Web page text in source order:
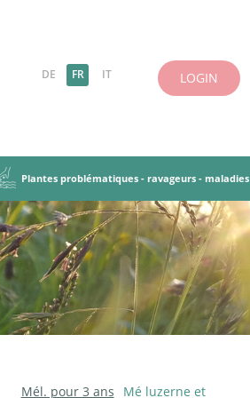
DE FR IT LOGIN
de base Objectifs et principes
et pâturages
légumineuses
des PT Cultures dérobées
Plantes problématiques - ravageurs - maladies
Ravageurs, maladies
Mél. pour 3 ans
Mé luzerne et